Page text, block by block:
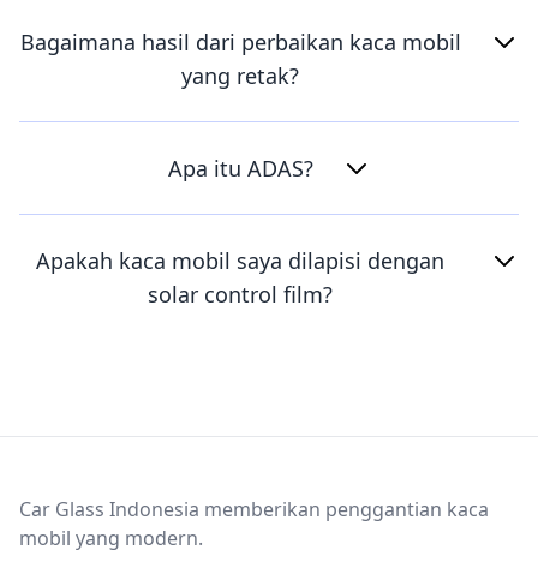
Bagaimana hasil dari perbaikan kaca mobil
yang retak?
Apa itu ADAS?
Apakah kaca mobil saya dilapisi dengan
solar control film?
Car Glass Indonesia memberikan penggantian kaca
mobil yang modern.